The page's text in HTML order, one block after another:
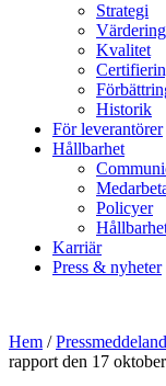
Strategi
Kvalitet
Historik
För leverantörer
Hållbarhet
Policyer
Karriär
Press & nyheter
Hem /
rapport den 17 oktober